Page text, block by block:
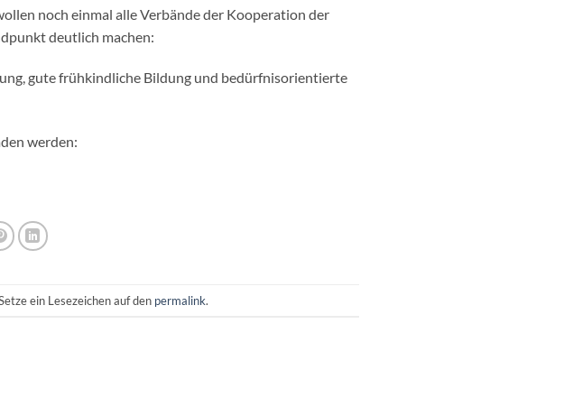
noch einmal alle Verbände der Kooperation der
deutlich machen:
gute frühkindliche Bildung und bedürfnisorientierte
werden:
ein Lesezeichen auf den permalink.